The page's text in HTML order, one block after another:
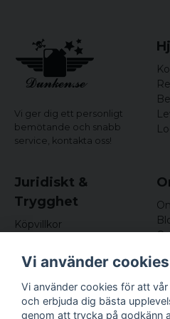
Vi ger dig ett personligt
bemötande och snabb
service, kontakta oss!
Juridiskt &
Trygghet
Köpvillkor
Om cookies
Företagsuppgifter
Vi använder cookies
Vi använder cookies för att
och erbjuda dig bästa
genom att trycka på godkänn